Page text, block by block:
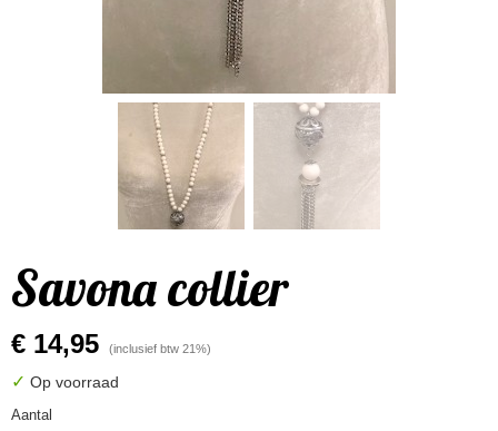
Savona collier
€ 14,95 (inclusief btw 21%)
✓ Op voorraad
Aantal